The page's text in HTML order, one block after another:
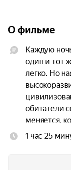
О фильме
Каждую
один и тот
легко. Но
обитатели
меняется,
наконец
1 час 25